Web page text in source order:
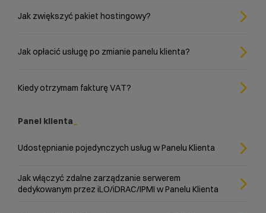
Jak zwiększyć pakiet hostingowy?
Jak opłacić usługę po zmianie panelu klienta?
Kiedy otrzymam fakturę VAT?
Panel klienta
Udostępnianie pojedynczych usług w Panelu Klienta
Jak włączyć zdalne zarządzanie serwerem
dedykowanym przez iLO/iDRAC/IPMI w Panelu Klienta